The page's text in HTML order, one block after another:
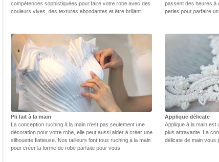
compétences sophistiquées pour faire votre robe avec des
couleurs vives, des textures abondantes et être brillant.
passent des heures à
perles pour parfaire
Pli fait à la main
La conception ruching à la main n'est pas seulement une
décoration pour votre robe, elle peut aussi aider à créer une
silhouette flatteuse. Nos tailleurs font tous ruching à la main
pour créer la forme de robe parfaite pour vous.
Applique délicate
Applique à la main est
plus attrayante. La
délicate de main vous